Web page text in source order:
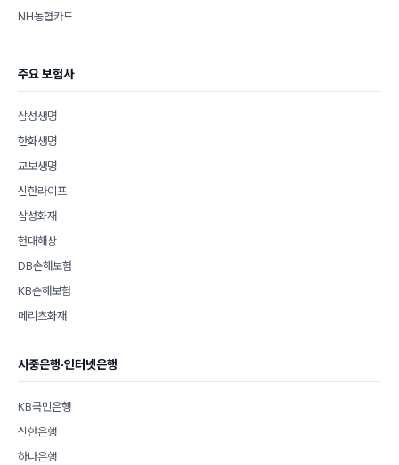
NH농협카드
주요 보험사
삼성생명
한화생명
교보생명
신한라이프
삼성화재
현대해상
DB손해보험
KB손해보험
메리츠화재
시중은행·인터넷은행
KB국민은행
신한은행
하나은행